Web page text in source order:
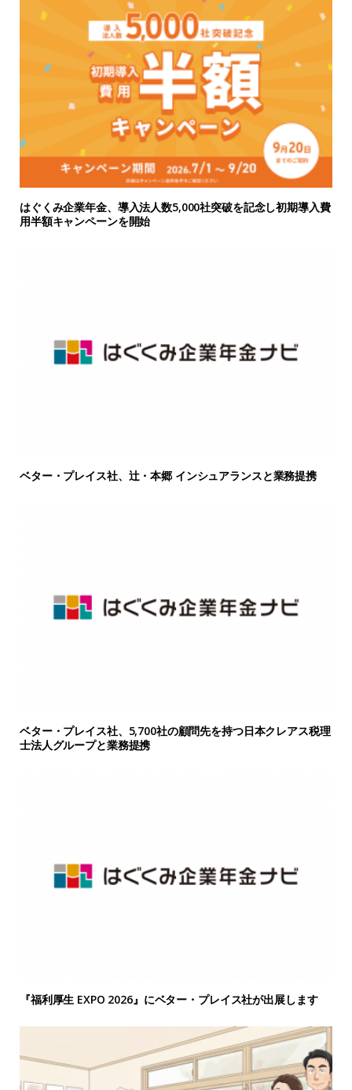
はぐくみ企業年金、導入法人数5,000社突破を記念し初期導入費
用半額キャンペーンを開始
ベター・プレイス社、辻・本郷 インシュアランスと業務提携
ベター・プレイス社、5,700社の顧問先を持つ日本クレアス税理
士法人グループと業務提携
『福利厚生 EXPO 2026』にベター・プレイス社が出展します